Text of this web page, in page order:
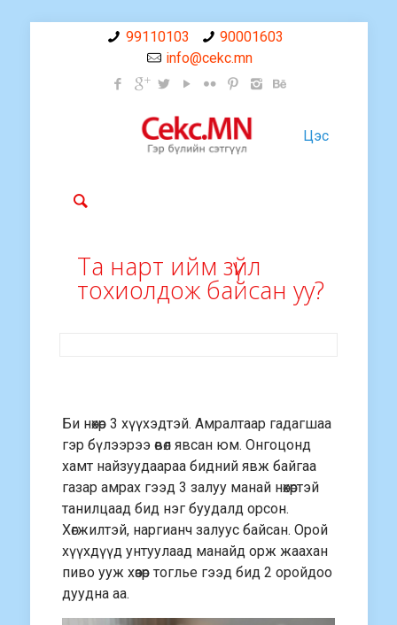
99110103
90001603
info@cekc.mn
Цэс
Та нарт ийм зүйл
тохиолдож байсан уу?
Би нөхөр 3 хүүхэдтэй. Амралтаар гадагшаа
гэр бүлээрээ өвөл явсан юм. Онгоцонд
хамт найзуудаараа бидний явж байгаа
газар амрах гээд 3 залуу манай нөхөртэй
танилцаад бид нэг буудалд орсон.
Хөгжилтэй, наргианч залуус байсан. Орой
хүүхдүүд унтуулаад манайд орж жаахан
пиво ууж хөзөр тоглье гээд бид 2 оройдоо
дуудна аа.